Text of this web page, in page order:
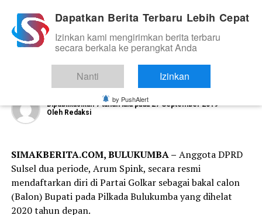
SOSPOL
Arum Spink Daftar di Golkar, Hamsah:
Ini Yang Sudah Lama Kami Tunggu
Dipublikasikan 7 tahun lalu pada 27 September 2019
Oleh Redaksi
SIMAKBERITA.COM, BULUKUMBA – Anggota DPRD
Sulsel dua periode, Arum Spink, secara resmi
mendaftarkan diri di Partai Golkar sebagai bakal calon
(Balon) Bupati pada Pilkada Bulukumba yang dihelat
2020 tahun depan.
Dapatkan Berita Terbaru Lebih Cepat
Izinkan kami mengirimkan berita terbaru
secara berkala ke perangkat Anda
Nanti Izinkan
by PushAlert